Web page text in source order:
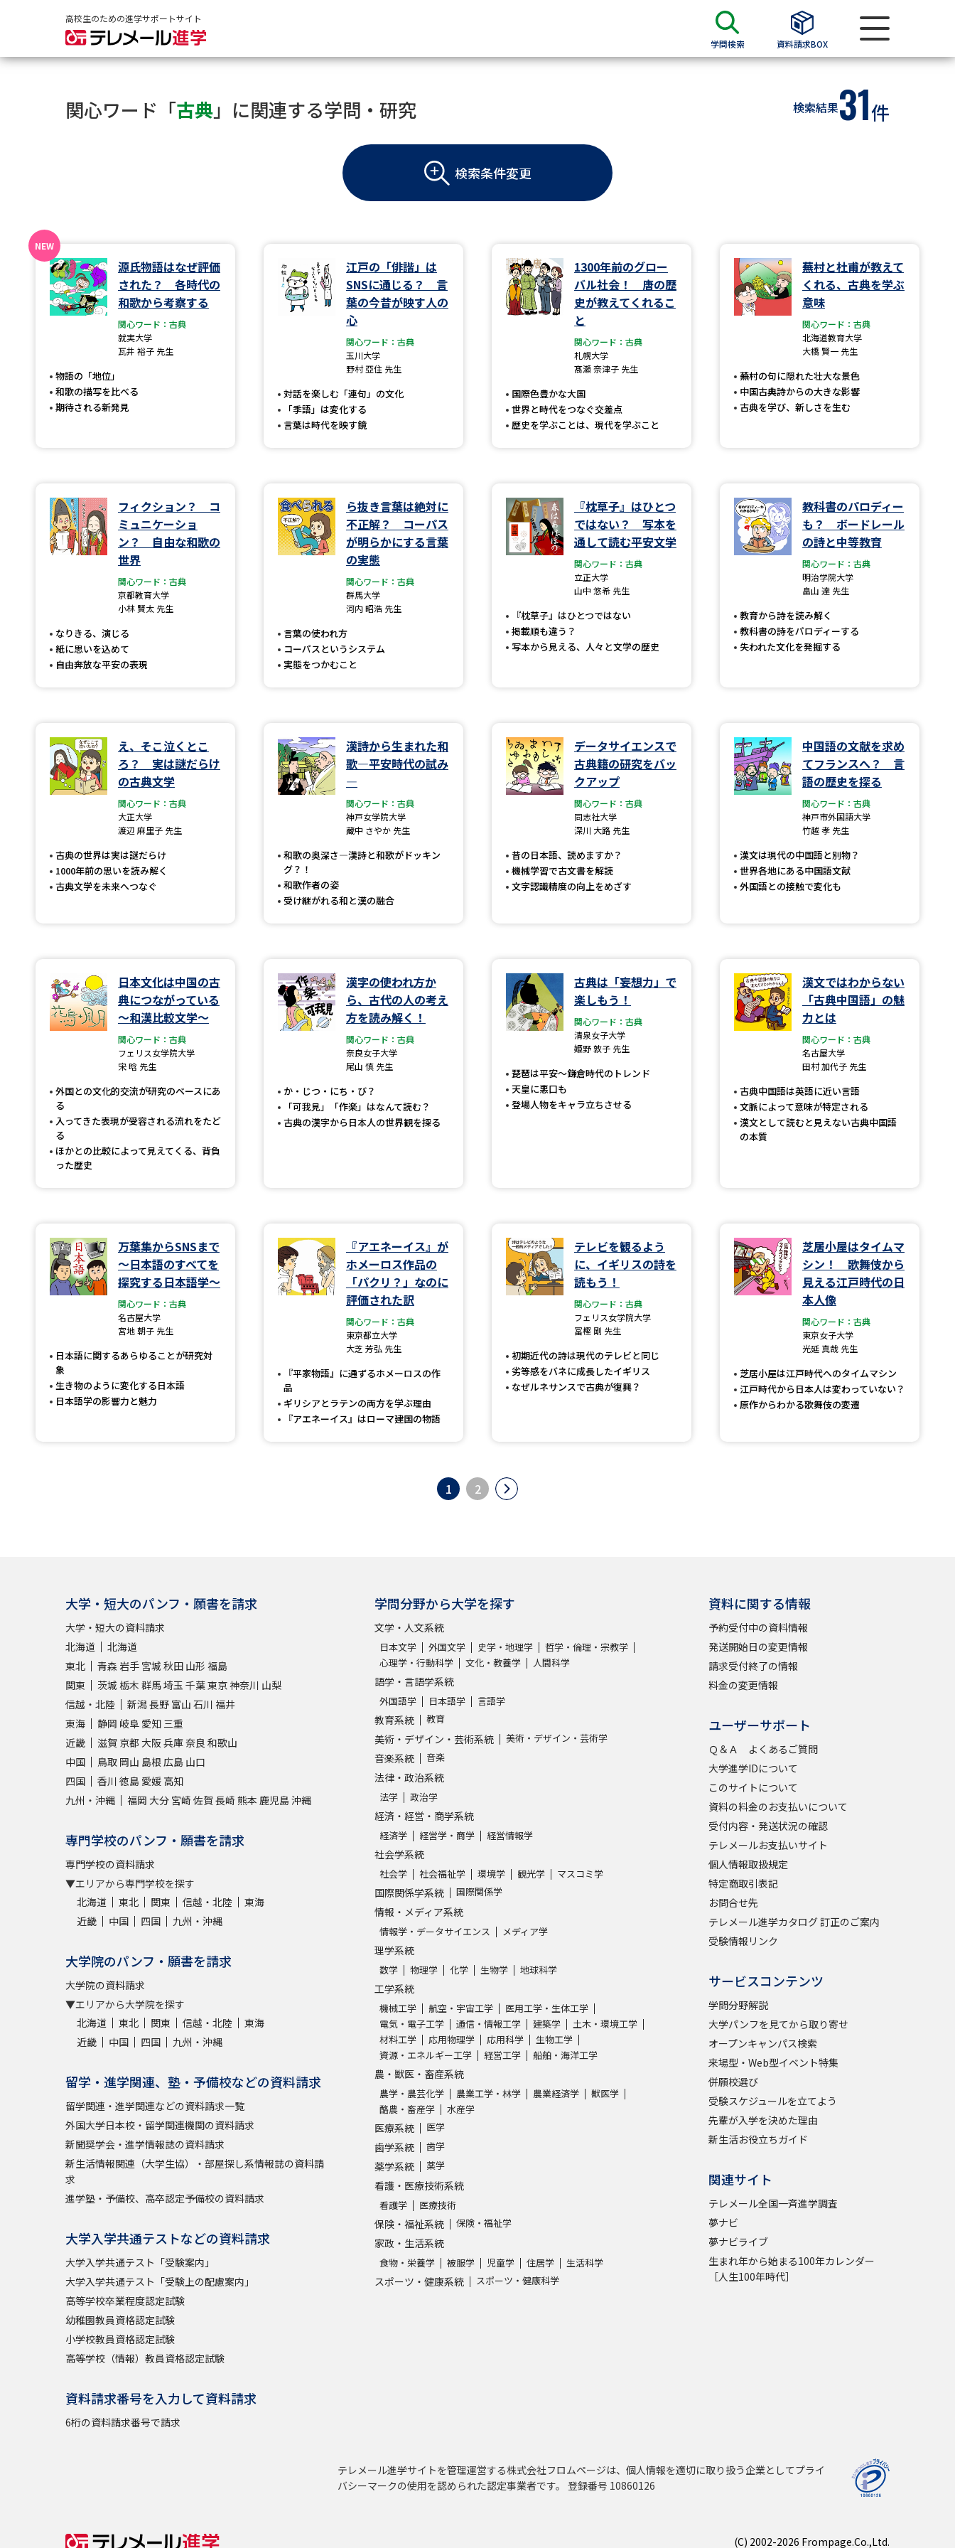
高校生のための進学サポートサイト
学問検索 資料請求BOX
大学・短大の資料種類から請求
大学パンフ
学部・学科パンフ
総合型選抜・学校推薦型選抜 募集要項＆願書
大学・短大以外の資料から請求
専門学校の資料請求 大学院の資料請求
留学・進学関連、塾・予備校
大学入学共通テスト「受験案内」の請求
大学入学共通テスト「受験上の配慮案内」の請求
高等学校卒業程度認定試験
小学校教員資格認定試験
高等学校（情報）教員資格認定試験
大学で学べる内容や特徴を調べる
新増設大学・学部・学科特集
国際・グローバルに強い大学特集
奨学金・特待生制度特集
新学年スタート号特集ページ（高2生用）
SELFBRAND特集ページ
来場型・Web型イベント特集
夢ナビライブ
受験準備 資料検索
志望校・出願校を調べる
学問発見 学問検索
大学で学びたい学問発見
学問のミニ講義「夢ナビ講義」 学問分野解説
個人情報取扱規定
特定商取引表記 テレメール進学カタログ
受験情報リンク
関心ワード「古典」に関連する学問・研究 検索結果31件
検索条件変更
源氏物語はなぜ評価
された？ 各時代の
和歌から考察する
関心ワード：古典
就実大学
瓦井 裕子 先生
物語の「地位」
和歌の描写を比べる
期待される新発見
江戸の「俳諧」は
SNSに通じる？ 言
葉の今昔が映す人の
心
関心ワード：古典
玉川大学
野村 亞住 先生
対話を楽しむ「連句」の文化
「季語」は変化する
言葉は時代を映す鏡
1300年前のグロー
バル社会！ 唐の歴
史が教えてくれるこ
と
関心ワード：古典
札幌大学
髙瀬 奈津子 先生
国際色豊かな大国
世界と時代をつなぐ交差点
歴史を学ぶことは、現代を学ぶこと
蕪村と杜甫が教えて
くれる、古典を学ぶ
意味
関心ワード：古典
北海道教育大学
大橋 賢一 先生
蕪村の句に隠れた壮大な景色
中国古典詩からの大きな影響
古典を学び、新しさを生む
フィクション？ コ
ミュニケーショ
ン？ 自由な和歌の
世界
関心ワード：古典
京都教育大学
小林 賢太 先生
なりきる、演じる
紙に思いを込めて
自由奔放な平安の表現
ら抜き言葉は絶対に
不正解？ コーパス
が明らかにする言葉
の実態
関心ワード：古典
群馬大学
河内 昭浩 先生
言葉の使われ方
コーパスというシステム
実態をつかむこと
『枕草子』はひとつ
ではない？ 写本を
通して読む平安文学
関心ワード：古典
立正大学
山中 悠希 先生
『枕草子』はひとつではない
掲載順も違う？
写本から見える、人々と文学の歴史
教科書のパロディー
も？ ボードレール
の詩と中等教育
関心ワード：古典
明治学院大学
畠山 達 先生
教育から詩を読み解く
教科書の詩をパロディーする
失われた文化を発掘する
え、そこ泣くとこ
ろ？ 実は謎だらけ
の古典文学
関心ワード：古典
大正大学
渡辺 麻里子 先生
古典の世界は実は謎だらけ
1000年前の思いを読み解く
古典文学を未来へつなぐ
漢詩から生まれた和
歌―平安時代の試み
―
関心ワード：古典
神戸女学院大学
藏中 さやか 先生
和歌の奥深さ―漢詩と和歌がドッキン
グ？！
和歌作者の姿
受け継がれる和と漢の融合
データサイエンスで
古典籍の研究をバッ
クアップ
関心ワード：古典
同志社大学
深川 大路 先生
昔の日本語、読めますか？
機械学習で古文書を解読
文字認識精度の向上をめざす
中国語の文献を求め
てフランスへ？ 言
語の歴史を探る
関心ワード：古典
神戸市外国語大学
竹越 孝 先生
漢文は現代の中国語と別物？
世界各地にある中国語文献
外国語との接触で変化も
日本文化は中国の古
典につながっている
～和漢比較文学～
関心ワード：古典
フェリス女学院大学
宋 晗 先生
外国との文化的交流が研究のベースにあ
る
入ってきた表現が受容される流れをたど
る
ほかとの比較によって見えてくる、背負
った歴史
漢字の使われ方か
ら、古代の人の考え
方を読み解く！
関心ワード：古典
奈良女子大学
尾山 慎 先生
か・じつ・にち・び？
「可我見」「作楽」はなんて読む？
古典の漢字から日本人の世界観を探る
古典は「妄想力」で
楽しもう！
関心ワード：古典
清泉女子大学
姫野 敦子 先生
琵琶は平安～鎌倉時代のトレンド
天皇に悪口も
登場人物をキャラ立ちさせる
漢文ではわからない
「古典中国語」の魅
力とは
関心ワード：古典
名古屋大学
田村 加代子 先生
古典中国語は英語に近い言語
文脈によって意味が特定される
漢文として読むと見えない古典中国語
の本質
万葉集からSNSまで
～日本語のすべてを
探究する日本語学～
関心ワード：古典
名古屋大学
宮地 朝子 先生
日本語に関するあらゆることが研究対
象
生き物のように変化する日本語
日本語学の影響力と魅力
『アエネーイス』が
ホメーロス作品の
「パクリ？」なのに
評価された訳
関心ワード：古典
東京都立大学
大芝 芳弘 先生
『平家物語』に通ずるホメーロスの作
品
ギリシアとラテンの両方を学ぶ理由
『アエネーイス』はローマ建国の物語
テレビを観るよう
に、イギリスの詩を
読もう！
関心ワード：古典
フェリス女学院大学
冨樫 剛 先生
初期近代の詩は現代のテレビと同じ
劣等感をバネに成長したイギリス
なぜルネサンスで古典が復興？
芝居小屋はタイムマ
シン！ 歌舞伎から
見える江戸時代の日
本人像
関心ワード：古典
東京女子大学
光延 真哉 先生
芝居小屋は江戸時代へのタイムマシン
江戸時代から日本人は変わっていない？
原作からわかる歌舞伎の変遷
1 2
大学・短大のパンフ・願書を請求
大学・短大の資料請求
北海道
北海道
東北
青森 岩手 宮城 秋田 山形 福島
関東
茨城 栃木 群馬埼玉 千葉東京神奈川 山梨
信越・北陸
新潟長野 富山 石川 福井
東海
静岡 岐阜 愛知 三重
近畿
滋賀 京都 大阪兵庫奈良 和歌山
中国
鳥取 岡山 島根 広島 山口
四国
香川 徳島 愛媛 高知
九州・沖縄
福岡 大分 宮崎 佐賀 長崎 熊本 鹿児島沖縄
専門学校のパンフ・願書を請求
専門学校の資料請求
▼エリアから専門学校を探す
北海道
東北 関東 信越・北陸
東海
近畿
中国 四国 九州・沖縄
大学院のパンフ・願書を請求
大学院の資料請求
▼エリアから大学院を探す
北海道
東北 関東 信越・北陸
東海
近畿
中国 四国 九州・沖縄
留学・進学関連、塾・予備校などの資料請求
留学関連・進学関連などの資料請求一覧
外国大学日本校・留学関連機関の資料請求
新聞奨学会・進学情報誌の資料請求
新生活情報関連（大学生協）・部屋探し系情報誌の資料請
求
進学塾・予備校、高卒認定予備校の資料請求
大学入学共通テストなどの資料請求
大学入学共通テスト「受験案内」
大学入学共通テスト「受験上の配慮案内」
高等学校卒業程度認定試験
幼稚園教員資格認定試験
小学校教員資格認定試験
高等学校（情報）教員資格認定試験
資料請求番号を入力して資料請求
6桁の資料請求番号で請求
学問分野から大学を探す
文学・人文系統
日本文学 外国文学 史学・地理学
哲学・倫理・宗教学
心理学・行動科学
文化・教養学 人間科学
語学・言語学系統
外国語学 日本語学 言語学
教育系統 教育
美術・デザイン・芸術系統 美術・デザイン・芸術学
音楽系統 音楽
法律・政治系統
法学 政治学
経済・経営・商学系統
経済学 経営学・商学 経営情報学
社会学系統
社会学 社会福祉学 環境学 観光学 マスコミ学
国際関係学系統 国際関係学
情報・メディア系統
情報学・データサイエンス メディア学
理学系統
数学 物理学 化学 生物学 地球科学
工学系統
機械工学 航空・宇宙工学
医用工学・生体工学
電気・電子工学
通信・情報工学 建築学
土木・環境工学
材料工学
応用物理学 応用科学
生物工学
資源・エネルギー工学
経営工学 船舶・海洋工学
農・獣医・畜産系統
農学・農芸化学 農業工学・林学 農業経済学
獣医学
酪農・畜産学
水産学
医療系統 医学
歯学系統 歯学
薬学系統 薬学
看護・医療技術系統
看護学 医療技術
保険・福祉系統 保険・福祉学
家政・生活系統
食物・栄養学 被服学 児童学 住居学 生活科学
スポーツ・健康系統 スポーツ・健康科学
資料に関する情報
予約受付中の資料情報
発送開始日の変更情報
請求受付終了の情報
料金の変更情報
ユーザーサポート
Ｑ＆Ａ よくあるご質問
大学進学IDについて
このサイトについて
資料の料金のお支払いについて
受付内容・発送状況の確認
テレメールお支払いサイト
個人情報取扱規定
特定商取引表記
お問合せ先
テレメール進学カタログ 訂正のご案内
受験情報リンク
サービスコンテンツ
学問分野解説
大学パンフを見てから取り寄せ
オープンキャンパス検索
来場型・Web型イベント特集
併願校選び
受験スケジュールを立てよう
先輩が入学を決めた理由
新生活お役立ちガイド
関連サイト
テレメール全国一斉進学調査
夢ナビ
夢ナビライブ
生まれ年から始まる100年カレンダー
［人生100年時代］
テレメール進学サイトを管理運営する株式会社フロムページは、個人情報を適切に取り扱う企業としてプライ
バシーマークの使用を認められた認定事業者です。 登録番号 10860126
(C) 2002-2026 Frompage.Co.,Ltd.